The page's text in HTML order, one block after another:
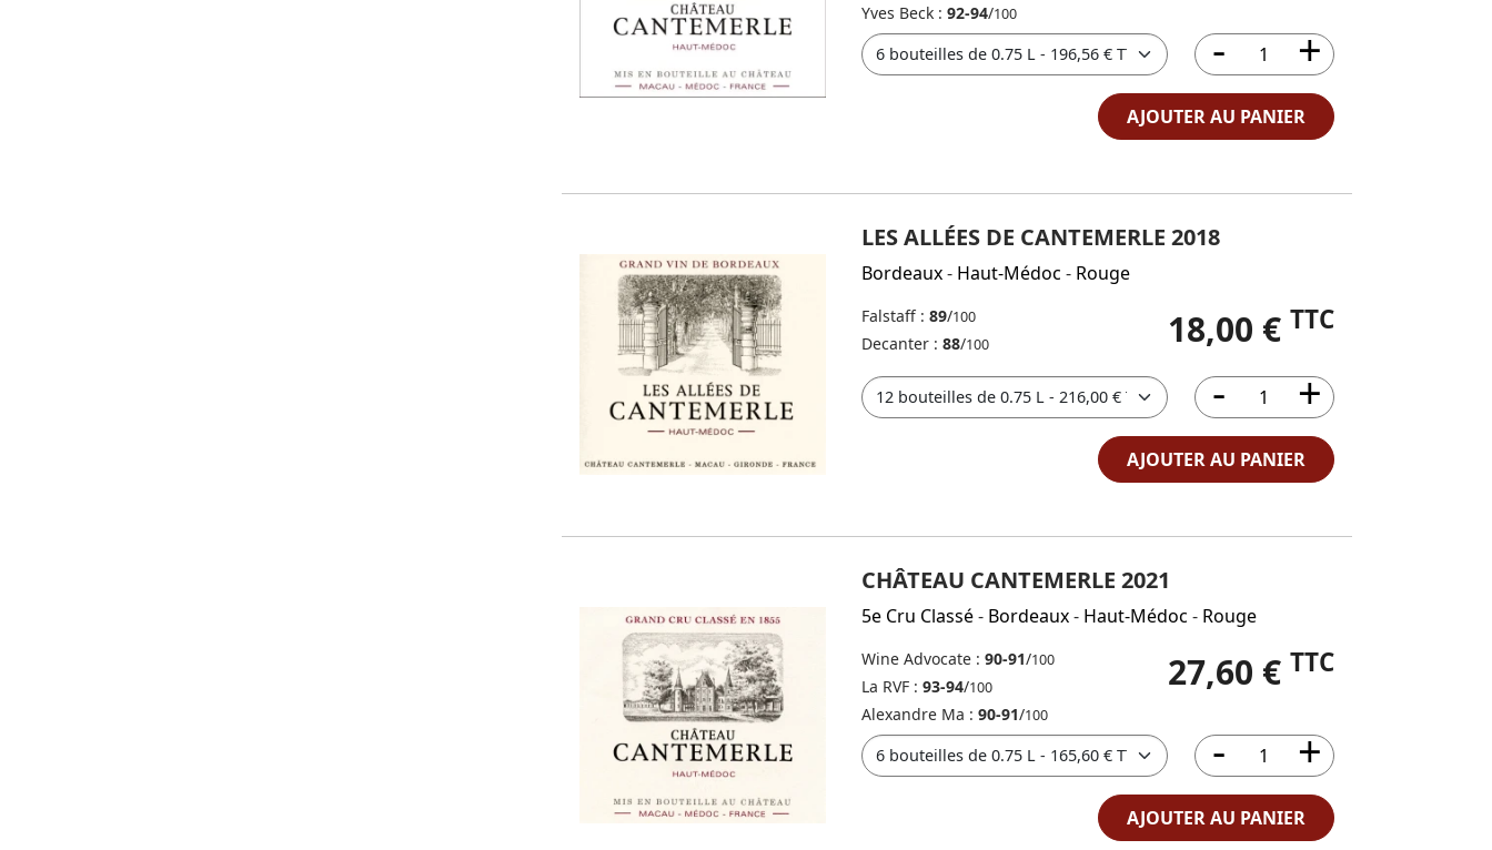
Yves Beck : 92-94/100
AJOUTER AU PANIER
LES ALLÉES DE CANTEMERLE 2018
Bordeaux- Haut-Médoc - Rouge
Falstaff : 89/100
Decanter : 88/100 18,00 € TTC
AJOUTER AU PANIER
CHÂTEAU CANTEMERLE 2021
5e Cru Classé- Bordeaux- Haut-Médoc - Rouge
Wine Advocate : 90-91/100
La RVF : 93-94/100
Alexandre Ma : 90-91/100
27,60 € TTC
AJOUTER AU PANIER